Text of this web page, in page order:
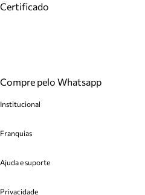
Certificado
Compre pelo Whatsapp
Institucional
Cashback
Venda Corporativa
Franquias
Plano de Negócio
Ajuda e suporte
Privacidade